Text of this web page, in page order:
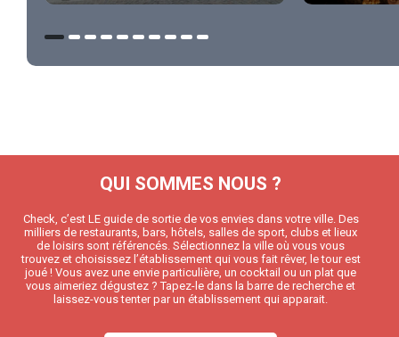
QUI SOMMES NOUS ?
Check, c’est LE guide de sortie de vos envies dans votre ville. Des
milliers de restaurants, bars, hôtels, salles de sport, clubs et lieux
de loisirs sont référencés. Sélectionnez la ville où vous vous
trouvez et choisissez l’établissement qui vous fait rêver, le tour est
joué ! Vous avez une envie particulière, un cocktail ou un plat que
vous aimeriez dégustez ? Tapez-le dans la barre de recherche et
laissez-vous tenter par un établissement qui apparait.